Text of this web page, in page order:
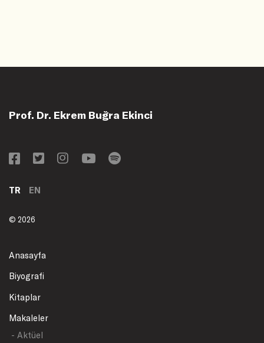
Prof. Dr. Ekrem Buğra Ekinci
TR EN
© 2026
Anasayfa
Biyografi
Kitaplar
Makaleler
- Aktüel